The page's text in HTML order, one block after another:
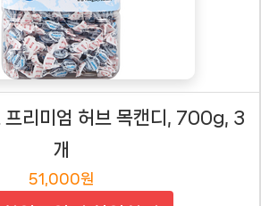
프리미엄 허브 목캔디, 700g, 3
개
51,000원